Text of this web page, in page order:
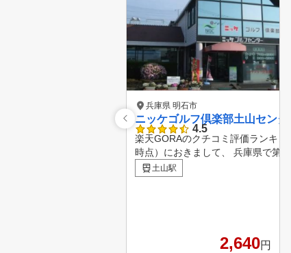
兵庫県 明石市
ニッケゴルフ倶楽部土山センタ
4.5
楽天GORAのクチコミ評価ランキ
時点）におきまして、 兵庫県で第
ました！ ランキングページ：https://gora.golf.rakuten.co.jp/
doc/special/lesson/kuchikomi-ranking/hyogo/
土山駅
2,640円